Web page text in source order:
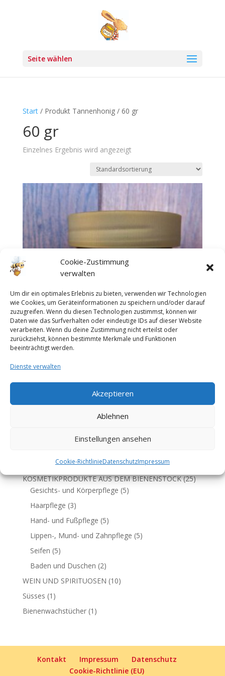
Cookie-Zustimmung
verwalten
Um dir ein optimales Erlebnis zu bieten, verwenden wir Technologien
wie Cookies, um Geräteinformationen zu speichern und/oder darauf
zuzugreifen. Wenn du diesen Technologien zustimmst, können wir
Daten wie das Surfverhalten oder eindeutige IDs auf dieser Website
verarbeiten. Wenn du deine Zustimmung nicht erteilst oder
zurückziehst, können bestimmte Merkmale und Funktionen
beeinträchtigt werden.
Dienste verwalten
Akzeptieren
Ablehnen
Einstellungen ansehen
Cookie-RichtlinieDatenschutzImpressum
Seite wählen
Start/ Produkt Tannenhonig / 60 gr
60 gr
Einzelnes Ergebnis wird angezeigt
inkl. MwSt.
NATURPRODUKTE VON DER BIENE 1414
Produkte
KOSMETIKPRODUKTE AUS DEM BIENENSTOCK 2525
Gesichts- und Körperpflege 55
Haarpflege 33
Produkte
Hand- und Fußpflege 55
Produkte
Lippen-, Mund- und Zahnpflege 55
Seifen 55
Produkte
Baden und Duschen 22
Produkte
WEIN UND SPIRITUOSEN 1010
Süsses 1 1
Produkt
Bienenwachstücher 1 1
Kontakt Impressum
Datenschutz
Cookie-Richtlinie (EU)